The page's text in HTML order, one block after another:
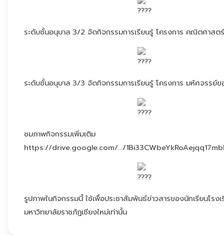
ระดับชั้นอนุบาล 3/2 จัดกิจกรรมการเรียนรู้ โครงการ คณิตศาสตร์
ระดับชั้นอนุบาล 3/3 จัดกิจกรรมการเรียนรู้ โครงการ มหัศจรรย์
ชมภาพกิจกรรมเพิ่มเติม
https://drive.google.com/.../
รูปภาพในกิจกรรมนี้ ใช้เพื่อประชาสัมพันธ์ข่าวสารของนักเรียนโรง
มหาวิทยาลัยราชภัฏเชียงใหม่เท่านั้น